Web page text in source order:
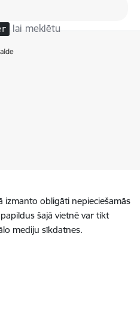
lai meklētu
izmanto obligāti nepieciešamās
šajā vietnē var tikt
mediju sīkdatnes.